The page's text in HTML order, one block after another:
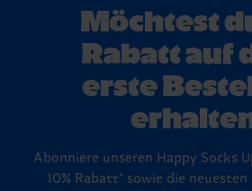
Möchtest
Rabatt auf
erste
Abonniere unseren Happy Socks
10% Rabatt* sowie die